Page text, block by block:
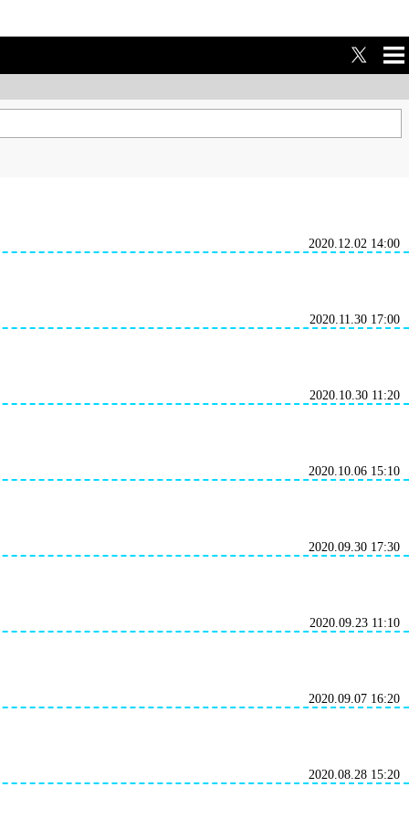
2020.12.02 14:00
2020.11.30 17:00
2020.10.30 11:20
2020.10.06 15:10
2020.09.30 17:30
2020.09.23 11:10
2020.09.07 16:20
2020.08.28 15:20